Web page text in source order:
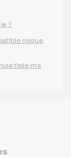
?
risque
t'elle ma